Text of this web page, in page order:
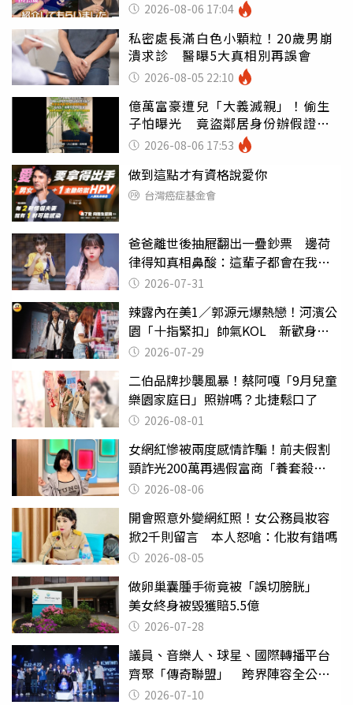
2026-08-06 17:04
私密處長滿白色小顆粒！20歲男崩
潰求診 醫曝5大真相別再誤會
2026-08-05 22:10
億萬富豪遭兒「大義滅親」！偷生
子怕曝光 竟盜鄰居身份辦假證落
戶 2026-08-06 17:53
做到這點才有資格說愛你
台灣癌症基金會
爸爸離世後抽屜翻出一疊鈔票 邊荷
律得知真相鼻酸：這輩子都會在我身
邊 2026-07-31
辣露內在美1／郭源元爆熱戀！河濱公
園「十指緊扣」帥氣KOL 新歡身份
曝光2026-07-29
二伯品牌抄襲風暴！蔡阿嘎「9月兒童
樂園家庭日」照辦嗎？北捷鬆口了
2026-08-01
女網紅慘被兩度感情詐騙！前夫假割
頸詐光200萬再遇假富商「養套殺
2000萬」
2026-08-06
開會照意外變網紅照！女公務員妝容
掀2千則留言 本人怒嗆：化妝有錯嗎
2026-08-05
做卵巢囊腫手術竟被「誤切膀胱」
美女終身被毀獲賠5.5億
2026-07-28
議員、音樂人、球星、國際轉播平台
齊聚「傳奇聯盟」 跨界陣容全公
開 劍指亞洲新傳奇聯賽
2026-07-10